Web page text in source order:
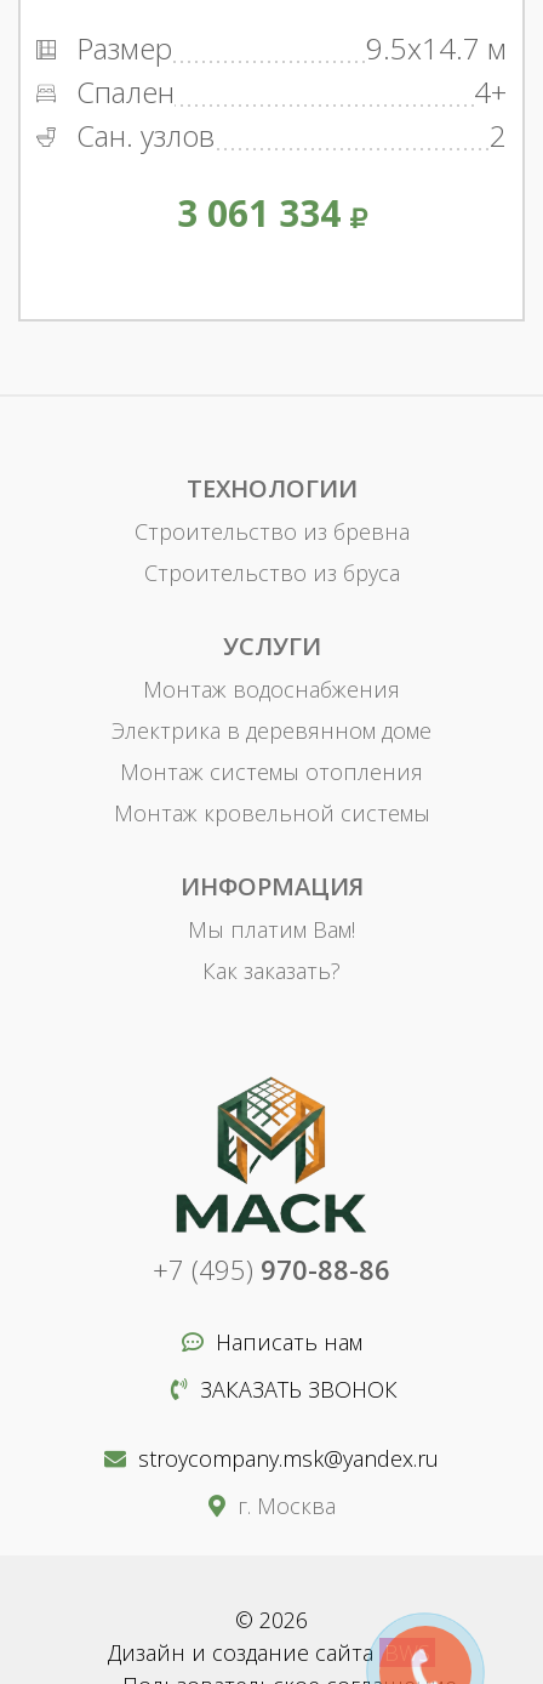
Размер
9.5x14.7 м
Спален
4+
Сан. узлов
2
3 061 334
ТЕХНОЛОГИИ
Строительство из бревна
Строительство из бруса
УСЛУГИ
Монтаж водоснабжения
Электрика в деревянном доме
Монтаж системы отопления
Монтаж кровельной системы
ИНФОРМАЦИЯ
Мы платим Вам!
Как заказать?
+7 (495) 970-88-86
Написать нам
ЗАКАЗАТЬ ЗВОНОК
stroycompany.msk@yandex.ru
г. Москва
© 2026
Дизайн и создание сайта BWS